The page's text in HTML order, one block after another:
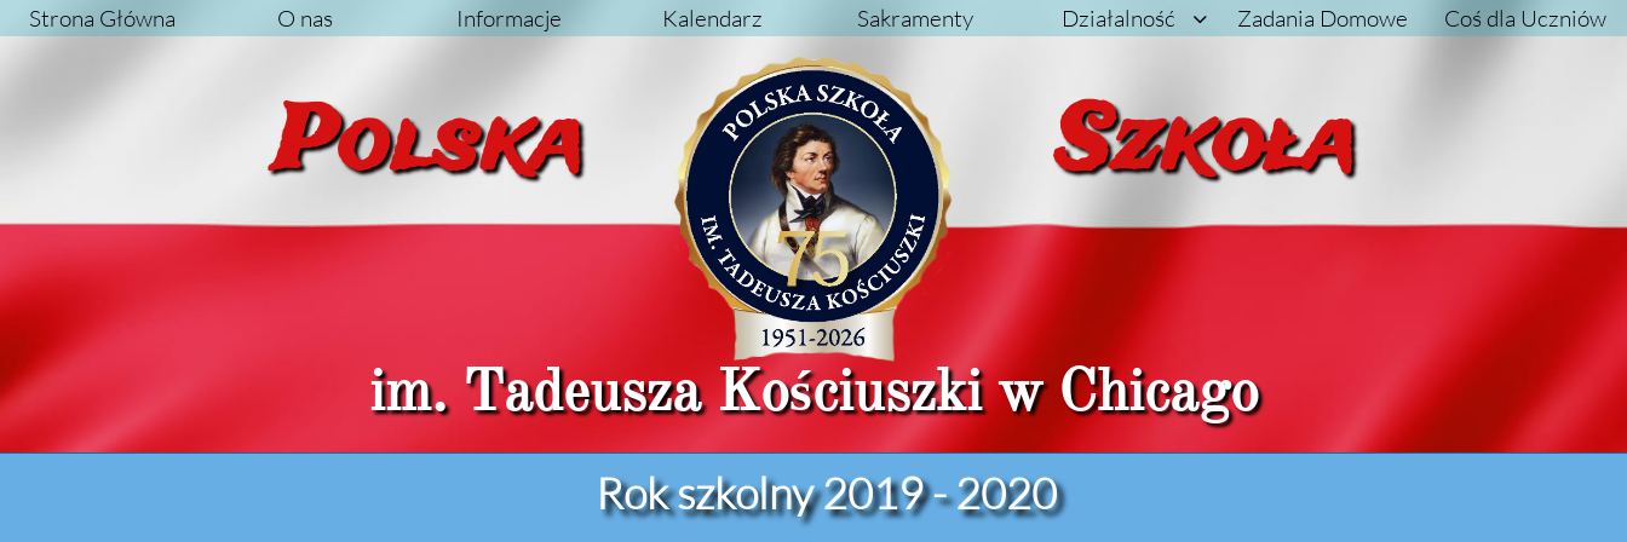
im. Tadeusza Kościuszki w Chicago
PolskaSzkoła
Rok szkolny 2019 - 2020
Strona Główna O nas Informacje Kalendarz Sakramenty Działalność  Zadania Domowe Coś dla Uczniów